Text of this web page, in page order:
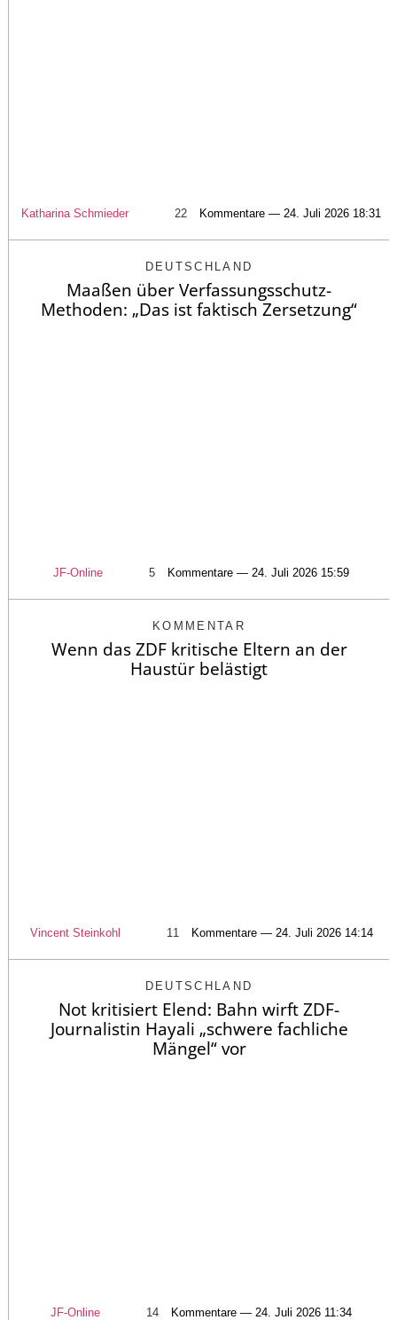
Katharina Schmieder 22 Kommentare — 24. Juli 2026 18:31
DEUTSCHLAND
Maaßen über Verfassungsschutz-
Methoden: „Das ist faktisch Zersetzung“
JF-Online 5 Kommentare — 24. Juli 2026 15:59
KOMMENTAR
Wenn das ZDF kritische Eltern an der
Haustür belästigt
Vincent Steinkohl 11 Kommentare — 24. Juli 2026 14:14
DEUTSCHLAND
Not kritisiert Elend: Bahn wirft ZDF-
Journalistin Hayali „schwere fachliche
Mängel“ vor
JF-Online 14 Kommentare — 24. Juli 2026 11:34